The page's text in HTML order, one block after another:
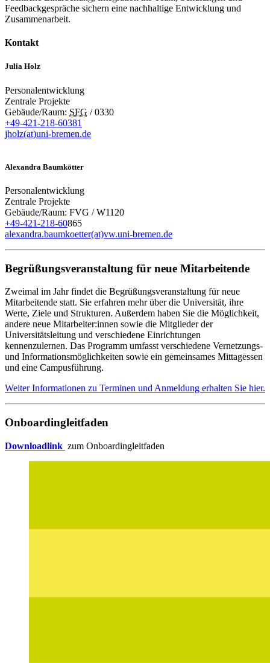
Feedbackgespräche sichern eine nachhaltige Entwicklung und
Zusammenarbeit.
Kontakt
Julia Holz
Personalentwicklung
Zentrale Projekte
Gebäude/Raum: SFG / 0330
+49-421-218-60381
jholz(at)uni-bremen.de
Alexandra Baumkötter
Personalentwicklung
Zentrale Projekte
Gebäude/Raum: FVG / W1120
+49-421-218-60865
alexandra.baumkoetter(at)vw.uni-bremen.de
Begrüßungsveranstaltung für neue Mitarbeitende
Zweimal im Jahr findet die Begrüßungsveranstaltung für neue
Mitarbeitende statt. Sie erfahren mehr über die Universität, ihre
Werte, Ziele und Strukturen. Außerdem haben Sie die Möglichkeit,
andere neue Mitarbeiter:innen sowie die Mitglieder der
Universitätsleitung und verschiedene Einrichtungen
kennenzulernen. Das Programm umfasst verschiedene Vernetzungs-
und Informationsmöglichkeiten sowie ein gemeinsames Mittagessen
und eine Campusführung.
Weiter Informationen zu Terminen und Anmeldung erhalten Sie hier.
Onboardingleitfaden
Downloadlink zum Onboardingleitfaden